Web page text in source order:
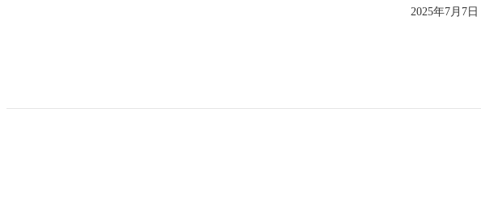
2025年7月7日